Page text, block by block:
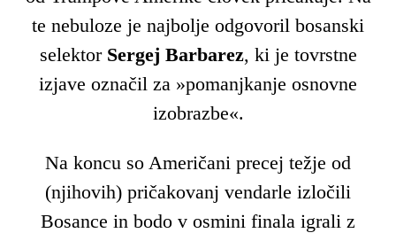
te nebuloze je najbolje odgovoril bosanski
selektor Sergej Barbarez, ki je tovrstne
izjave označil za »pomanjkanje osnovne
izobrazbe«.
Na koncu so Američani precej težje od
(njihovih) pričakovanj vendarle izločili
Bosance in bodo v osmini finala igrali z